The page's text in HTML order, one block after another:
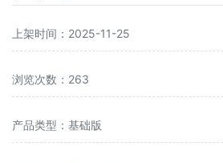
上架时间：2025-11-25
浏览次数：263
产品类型：基础版